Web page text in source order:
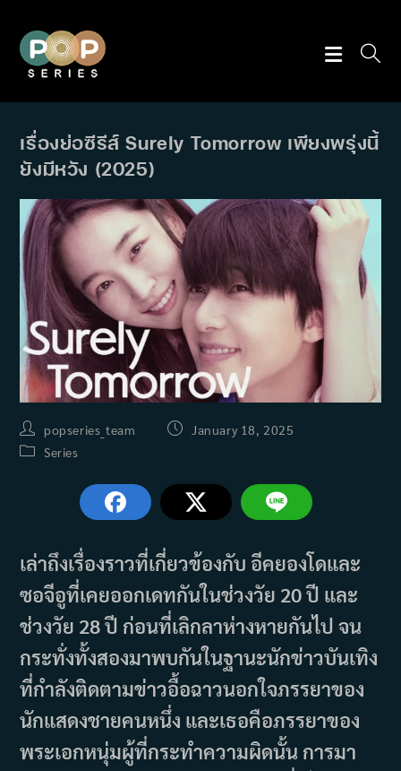
content
เรื่องย่อซีรีส์ Surely Tomorrow เพียงพรุ่งนี้
ยังมีหวัง (2025)
Post
author:
popseries_team
Post January 18, 2025
PostSeries
เล่าถึงเรื่องราวที่เกี่ยวข้องกับ อีคยองโดและ
ซอจีอูที่เคยออกเดทกันในช่วงวัย 20 ปี และ
ช่วงวัย 28 ปี ก่อนที่เลิกลาห่างหายกันไป จน
กระทั่งทั้งสองมาพบกันในฐานะนักข่าวบันเทิง
ที่กำลังติดตามข่าวอื้อฉาวนอกใจภรรยาของ
นักแสดงชายคนหนึ่ง และเธอคือภรรยาของ
พระเอกหนุ่มผู้ที่กระทำความผิดนั้น การมา